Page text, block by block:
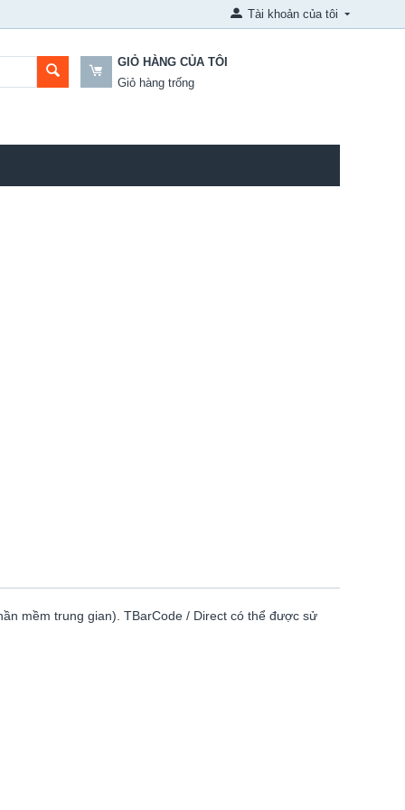
Tài khoản của tôi
GIỎ HÀNG CỦA TÔI
Giỏ hàng trống
mềm trung gian). TBarCode / Direct có thể được sử